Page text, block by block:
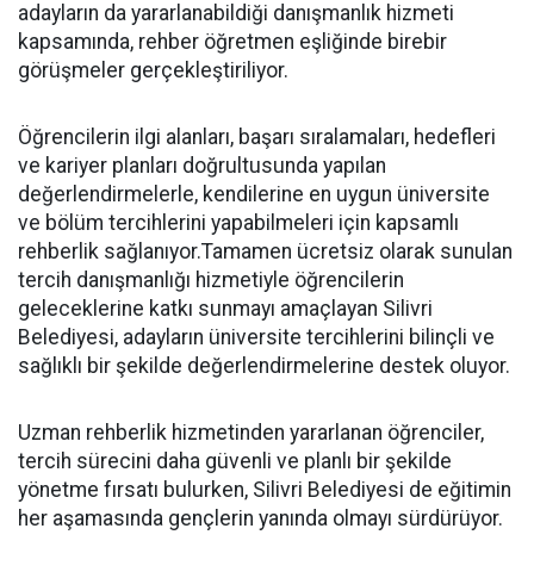
adayların da yararlanabildiği danışmanlık hizmeti
kapsamında, rehber öğretmen eşliğinde birebir
görüşmeler gerçekleştiriliyor.
Öğrencilerin ilgi alanları, başarı sıralamaları, hedefleri
ve kariyer planları doğrultusunda yapılan
değerlendirmelerle, kendilerine en uygun üniversite
ve bölüm tercihlerini yapabilmeleri için kapsamlı
rehberlik sağlanıyor.Tamamen ücretsiz olarak sunulan
tercih danışmanlığı hizmetiyle öğrencilerin
geleceklerine katkı sunmayı amaçlayan Silivri
Belediyesi, adayların üniversite tercihlerini bilinçli ve
sağlıklı bir şekilde değerlendirmelerine destek oluyor.
Uzman rehberlik hizmetinden yararlanan öğrenciler,
tercih sürecini daha güvenli ve planlı bir şekilde
yönetme fırsatı bulurken, Silivri Belediyesi de eğitimin
her aşamasında gençlerin yanında olmayı sürdürüyor.